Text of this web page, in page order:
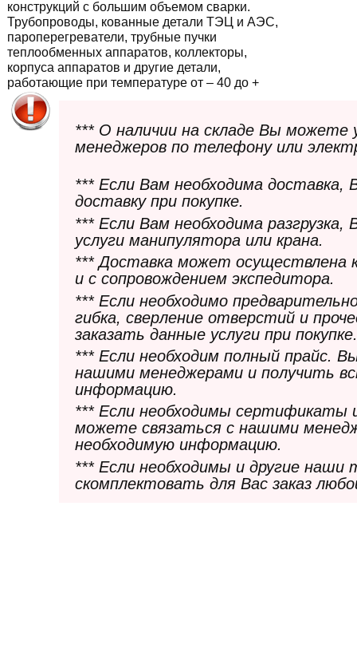
конструкций с большим объемом сварки.
Трубопроводы, кованные детали ТЭЦ и АЭС,
пароперегреватели, трубные пучки
теплообменных аппаратов, коллекторы,
корпуса аппаратов и другие детали,
работающие при температуре от – 40 до +
*** О наличии на складе Вы можете
менеджеров по телефону или
*** Если Вам необходима
доставку при покупке.
*** Если Вам необходима
услуги манипулятора или крана.
*** Доставка может осуществлена
и с сопровождением экспедитора.
*** Если необходимо
гибка, сверление отверстий и
заказать данные услуги при покупке.
*** Если необходим полный прайс.
нашими менеджерами и получить
информацию.
*** Если необходимы сертификаты
можете связаться с нашими
необходимую информацию.
*** Если необходимы и другие
скомплектовать для Вас заказ